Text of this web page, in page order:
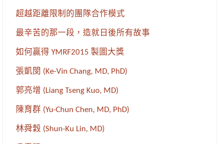
超越距離限制的團隊合作模式
最辛苦的那一段，造就日後所有故事
如何贏得 YMRF2015 製圖大獎
張凱閔 (Ke-Vin Chang, MD, PhD)
郭亮增 (Liang Tseng Kuo, MD)
陳育群 (Yu-Chun Chen, MD, PhD)
林舜穀 (Shun-Ku Lin, MD)